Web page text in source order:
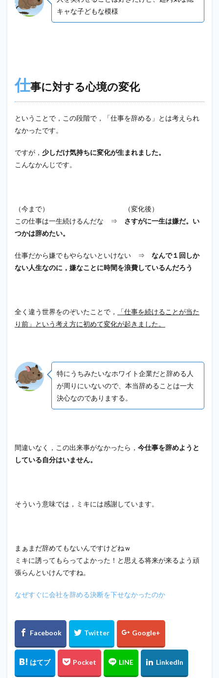
キャな子どもな模様
仕事に対する心境の変化
ということで，この段階で，「仕事を辞める」とは考えられ
なかったです。
ですが， 少しだけ気持ちに変化が生まれました。
こんなかんじです。
（今まで） （変化後）
この仕事は一生続けるんだな ⇒ さすがに一生は嫌だ。い
つかは辞めたい。
仕事だから嫌でもやらないといけない ⇒ なんで１回しか
ない人生なのに，嫌なことに時間を浪費しているんだろう
全く違う世界をのぞいたことで，
「仕事を続けることが当た
り前」という考え方に初めて変化が起きました。
特にうちみたいなホワイト企業だと辞める人
が周りにいないので、本当辞めることは一大
決心なのでありまする。
間違いなく，この出来事がなかったら， 今仕事を辞めようと
している自分はいません。
そういう意味では，ミキには感謝しています。
まぁまだ辞めてもないんですけどねｗ
ミキに誘ってもらってよかった！と思える将来が来るよう頑
張らんといけんですね。
なぜすぐに会社を辞める決断を下せなかったのか